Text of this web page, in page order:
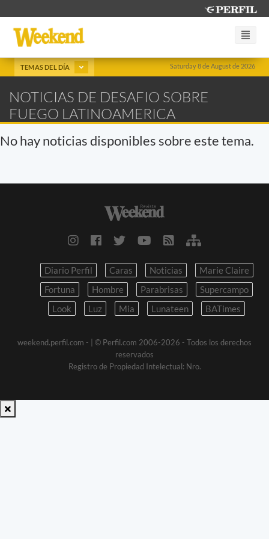
Saturday 8 de August de 2026
TEMAS DEL DÍA
NOTICIAS DE DESAFIO SOBRE
FUEGO LATINOAMERICA
No hay noticias disponibles sobre este tema.
Diario Perfil Caras Noticias
Marie Claire
Fortuna
Hombre Parabrisas
Supercampo
Look
Luz Mia Lunateen BATimes
weekend.perfil.com -
| © Perfil.com 2006-2026 - Todos los derechos
reservados
Registro de Propiedad Intelectual: Nro.